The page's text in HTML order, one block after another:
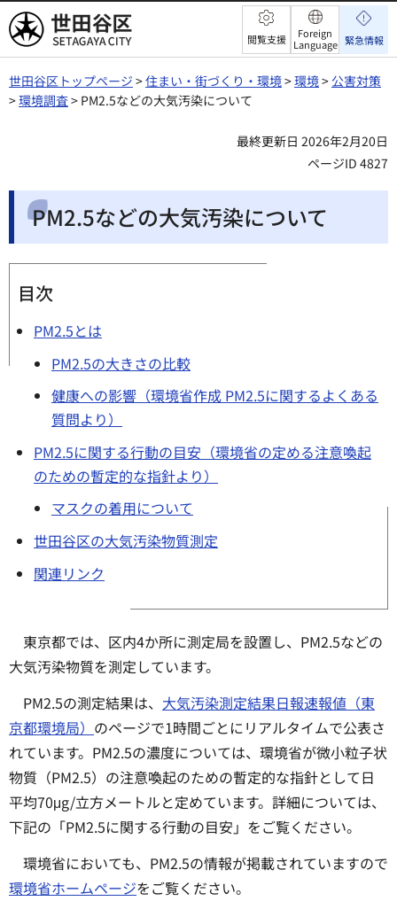
世田谷区 閲覧支援
Foreign
Language 緊急情報
世田谷区トップページ >住まい・街づくり・環境>環境> 公害対策
>環境調査> PM2.5などの大気汚染について
最終更新日 2026年2月20日
ページID 4827
PM2.5などの大気汚染について
目次
PM2.5とは
PM2.5の大きさの比較
健康への影響（環境省作成 PM2.5に関するよくある
質問より）
PM2.5に関する行動の目安（環境省の定める注意喚起
のための暫定的な指針より）
マスクの着用について
世田谷区の大気汚染物質測定
関連リンク
東京都では、区内4か所に測定局を設置し、PM2.5などの
大気汚染物質を測定しています。
PM2.5の測定結果は、 大気汚染測定結果日報速報値（東
京都環境局） のページで1時間ごとにリアルタイムで公表さ
れています。PM2.5の濃度については、環境省が微小粒子状
物質（PM2.5）の注意喚起のための暫定的な指針として日
平均70μg/立方メートルと定めています。詳細については、
下記の「PM2.5に関する行動の目安」をご覧ください。
環境省においても、PM2.5の情報が掲載されていますので
環境省ホームページをご覧ください。